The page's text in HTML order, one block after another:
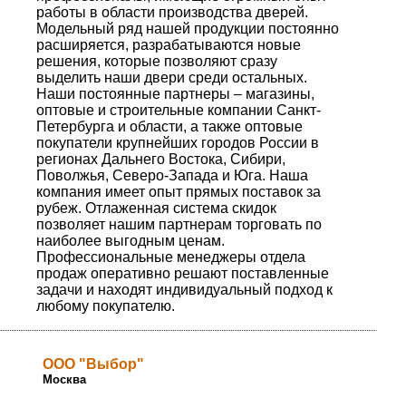
работы в области производства дверей.
Модельный ряд нашей продукции постоянно
расширяется, разрабатываются новые
решения, которые позволяют сразу
выделить наши двери среди остальных.
Наши постоянные партнеры – магазины,
оптовые и строительные компании Санкт-
Петербурга и области, а также оптовые
покупатели крупнейших городов России в
регионах Дальнего Востока, Сибири,
Поволжья, Северо-Запада и Юга. Наша
компания имеет опыт прямых поставок за
рубеж. Отлаженная система скидок
позволяет нашим партнерам торговать по
наиболее выгодным ценам.
Профессиональные менеджеры отдела
продаж оперативно решают поставленные
задачи и находят индивидуальный подход к
любому покупателю.
ООО "Выбор"
Москва